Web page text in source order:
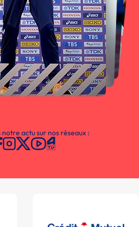
notre actu sur nos réseaux :